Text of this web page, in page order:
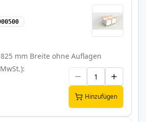
mm Breite ohne Auflagen
Hinzufügen